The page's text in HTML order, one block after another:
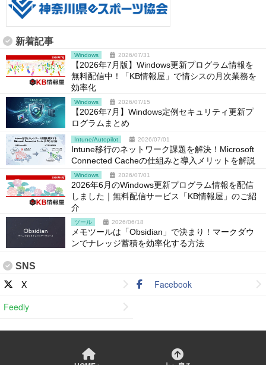
新着記事
Windows 2026/07/31
【2026年7月版】Windows更新プログラム情報を
無料配信中！「KB情報屋」で情シスの月次業務を
効率化
Windows 2026/07/15
【2026年7月】Windows定例セキュリティ更新プ
ログラムまとめ
Intune/Autopilot 2026/07/01
Intune移行のネットワーク課題を解決！Microsoft
Connected Cacheの仕組みと導入メリットを解説
Windows 2026/07/01
2026年6月のWindows更新プログラム情報を配信
しました｜無料配信サービス「KB情報屋」のご紹
介
ツール 2026/06/18
メモツールは「Obsidian」で決まり！マークダウ
ンでナレッジ蓄積を効率化する方法
SNS
X
Facebook
Feedly